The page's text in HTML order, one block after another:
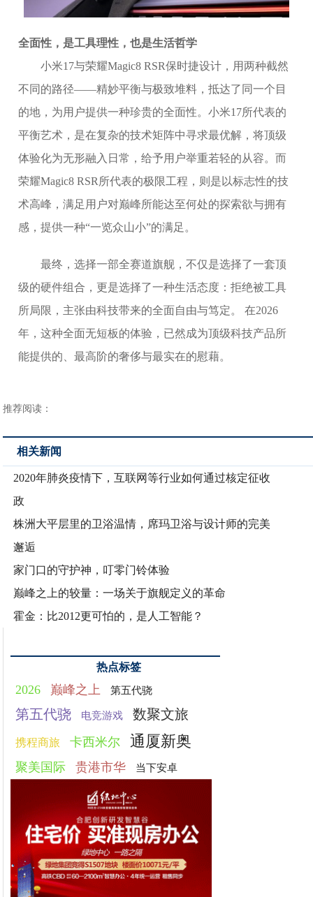
全面性，是工具理性，也是生活哲学
小米17与荣耀Magic8 RSR保时捷设计，用两种截然
不同的路径——精妙平衡与极致堆料，抵达了同一个目
的地，为用户提供一种珍贵的全面性。小米17所代表的
平衡艺术，是在复杂的技术矩阵中寻求最优解，将顶级
体验化为无形融入日常，给予用户举重若轻的从容。而
荣耀Magic8 RSR所代表的极限工程，则是以标志性的技
术高峰，满足用户对巅峰所能达至何处的探索欲与拥有
感，提供一种“一览众山小”的满足。
最终，选择一部全赛道旗舰，不仅是选择了一套顶
级的硬件组合，更是选择了一种生活态度：拒绝被工具
所局限，主张由科技带来的全面自由与笃定。 在2026
年，这种全面无短板的体验，已然成为顶级科技产品所
能提供的、最高阶的奢侈与最实在的慰藉。
推荐阅读：
相关新闻
2020年肺炎疫情下，互联网等行业如何通过核定征收
政
株洲大平层里的卫浴温情，席玛卫浴与设计师的完美
邂逅
家门口的守护神，叮零门铃体验
巅峰之上的较量：一场关于旗舰定义的革命
霍金：比2012更可怕的，是人工智能？
热点标签
2026 巅峰之上 第五代骁
第五代骁 电竞游戏 数聚文旅
携程商旅 卡西米尔 通厦新奥
聚美国际 贵港市华 当下安卓